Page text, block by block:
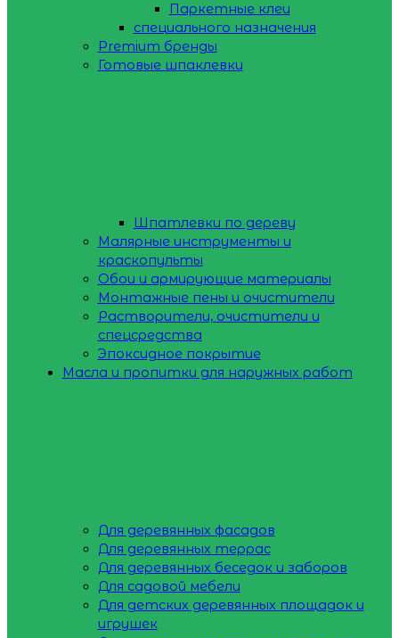
Паркетные клеи
специального назначения
Premium бренды
Готовые шпаклевки
Шпатлевки по дереву
Малярные инструменты и
краскопульты
Обои и армирующие материалы
Монтажные пены и очистители
Растворители, очистители и
спецсредства
Эпоксидное покрытие
Масла и пропитки для наружных работ
Для деревянных фасадов
Для деревянных террас
Для деревянных беседок и заборов
Для садовой мебели
Для детских деревянных площадок и
игрушек